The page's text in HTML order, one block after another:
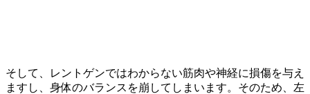
そして、レントゲンではわからない筋肉や神経に損傷を与え
ますし、身体のバランスを崩してしまいます。そのため、左